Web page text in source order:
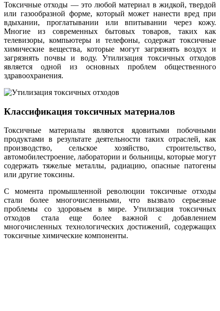
Токсичные отходы — это любой материал в жидкой, твердой
или газообразной форме, который может нанести вред при
вдыхании, проглатывании или впитывании через кожу.
Многие из современных бытовых товаров, таких как
телевизоры, компьютеры и телефоны, содержат токсичные
химические вещества, которые могут загрязнять воздух и
загрязнять почвы и воду. Утилизация токсичных отходов
является одной из основных проблем общественного
здравоохранения.
Классификация токсичных материалов
Токсичные материалы являются ядовитыми побочными
продуктами в результате деятельности таких отраслей, как
производство, сельское хозяйство, строительство,
автомобилестроение, лаборатории и больницы, которые могут
содержать тяжелые металлы, радиацию, опасные патогены
или другие токсины.
С момента промышленной революции токсичные отходы
стали более многочисленными, что вызвало серьезные
проблемы со здоровьем в мире. Утилизация токсичных
отходов стала еще более важной с добавлением
многочисленных технологических достижений, содержащих
токсичные химические компоненты.